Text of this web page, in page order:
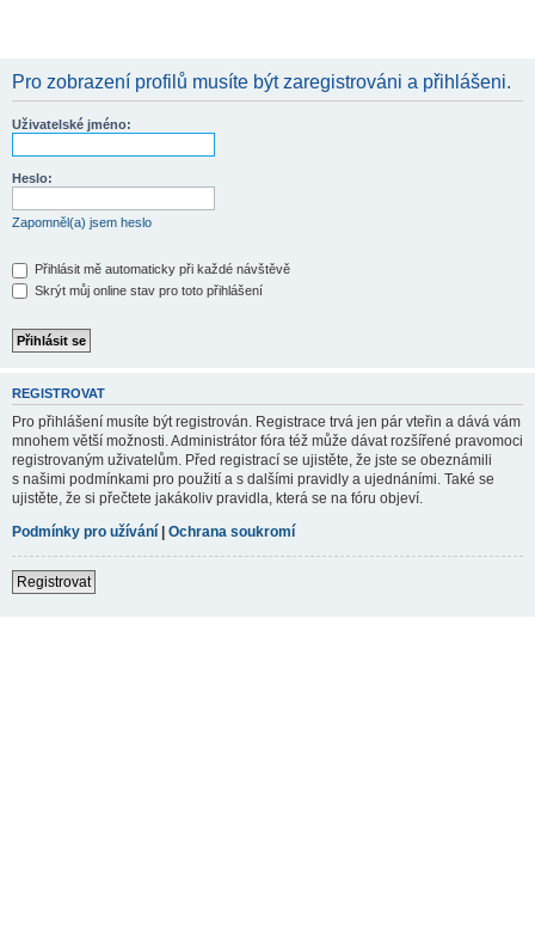
Pro zobrazení profilů musíte být zaregistrováni a přihlášeni.
Uživatelské jméno:
Heslo:
Zapomněl(a) jsem heslo
Přihlásit mě automaticky při každé návštěvě
Skrýt můj online stav pro toto přihlášení
REGISTROVAT
Pro přihlášení musíte být registrován. Registrace trvá jen pár vteřin a dává vám
mnohem větší možnosti. Administrátor fóra též může dávat rozšířené pravomoci
registrovaným uživatelům. Před registrací se ujistěte, že jste se obeznámili
s našimi podmínkami pro použití a s dalšími pravidly a ujednáními. Také se
ujistěte, že si přečtete jakákoliv pravidla, která se na fóru objeví.
Podmínky pro užívání | Ochrana soukromí
Registrovat